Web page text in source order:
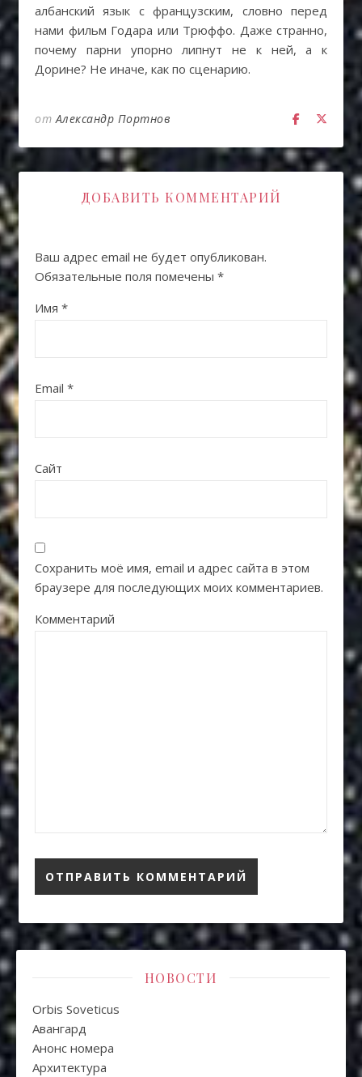
албанский язык с французским, словно перед
нами фильм Годара или Трюффо. Даже странно,
почему парни упорно липнут не к ней, а к
Дорине? Не иначе, как по сценарию.
от Александр Портнов
ДОБАВИТЬ КОММЕНТАРИЙ
Ваш адрес email не будет опубликован.
Обязательные поля помечены *
Имя *
Email *
Сайт
Сохранить моё имя, email и адрес сайта в этом
браузере для последующих моих комментариев.
Комментарий
НОВОСТИ
Orbis Soveticus
Авангард
Анонс номера
Архитектура